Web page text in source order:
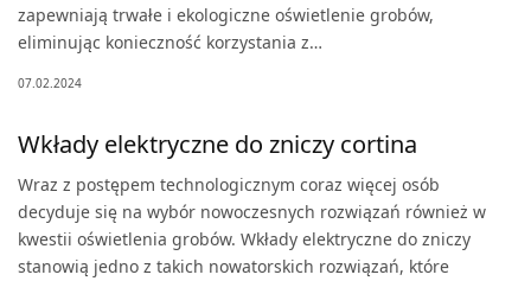
zapewniają trwałe i ekologiczne oświetlenie grobów,
eliminując konieczność korzystania z…
07.02.2024
Wkłady elektryczne do zniczy cortina
Wraz z postępem technologicznym coraz więcej osób
decyduje się na wybór nowoczesnych rozwiązań również w
kwestii oświetlenia grobów. Wkłady elektryczne do zniczy
stanowią jedno z takich nowatorskich rozwiązań, które